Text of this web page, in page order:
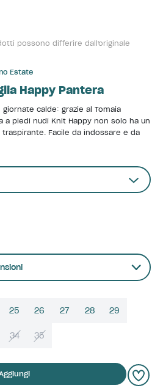
possono differire dall'originale
Estate
Happy Pantera
calde: grazie al Tomaia
a piedi nudi Knit Happy non solo ha un
Facile da indossare e da
25 26 27 28 29
34 35